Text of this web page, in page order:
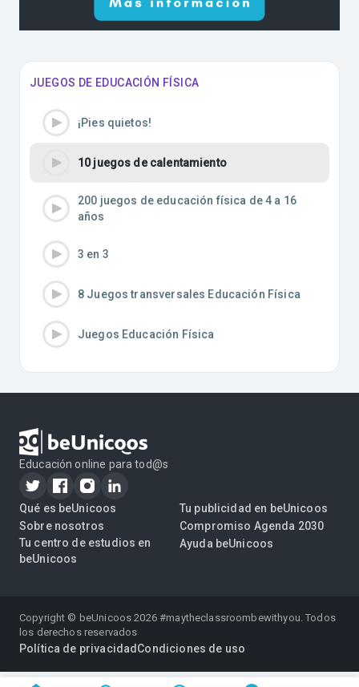
JUEGOS DE EDUCACIÓN FÍSICA
¡Pies quietos!
10 juegos de calentamiento
200 juegos de educación física de 4 a 16
años
3 en 3
8 Juegos transversales Educación Física
Juegos Educación Física
Educación online para tod@s
Qué es beUnicoos
Sobre nosotros
Tu centro de estudios en
beUnicoos
Tu publicidad en beUnicoos
Compromiso Agenda 2030
Ayuda beUnicoos
Copyright © beUnicoos2026#maytheclassroombewithyou. Todos
los derechos reservados
Política de privacidad Condiciones de uso